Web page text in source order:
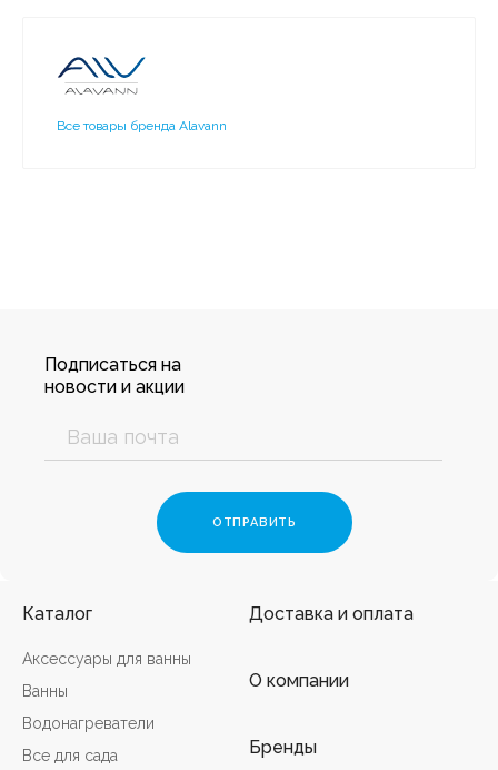
Все товары бренда Alavann
Подписаться на
новости и акции
Каталог
Аксессуары для ванны
Ванны
Водонагреватели
Все для сада
Доставка и оплата
О компании
Бренды